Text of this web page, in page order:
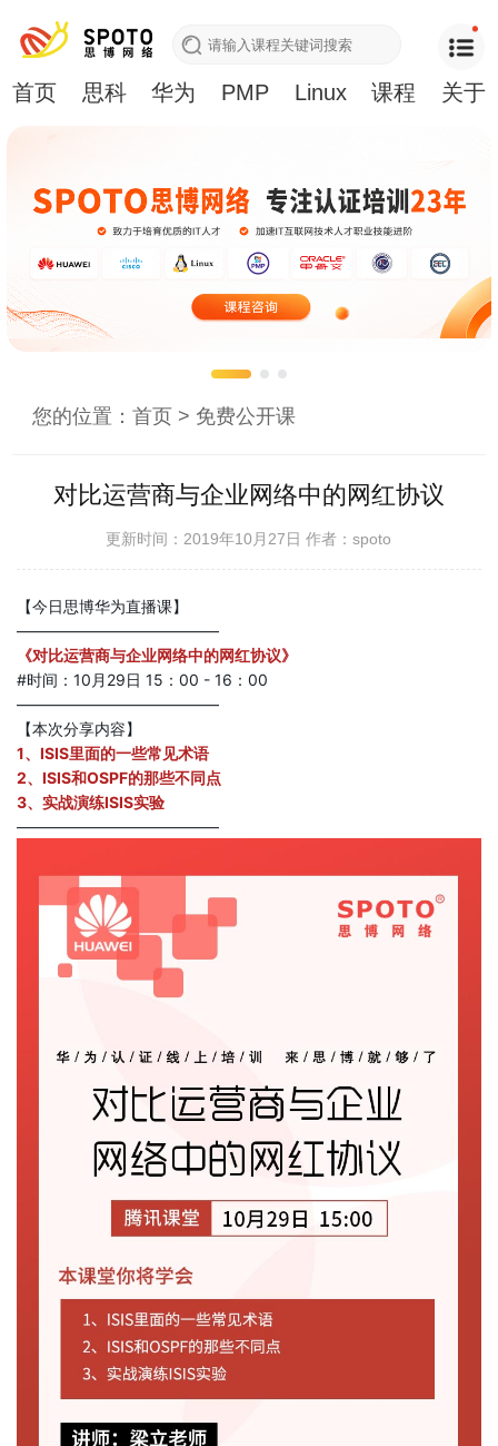
首页 思科 华为 PMP Linux 课程 关于
您的位置：首页 > 免费公开课
对比运营商与企业网络中的网红协议
更新时间：2019年10月27日作者：spoto
【今日思博华为直播课】
—————————————
《对比运营商与企业网络中的网红协议》
#时间：10月29日 15：00 - 16：00
—————————————
【本次分享内容】
1、ISIS里面的一些常见术语
2、ISIS和OSPF的那些不同点
3、实战演练ISIS实验
—————————————